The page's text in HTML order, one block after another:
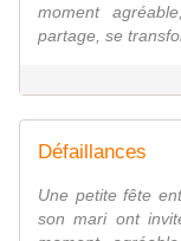
moment
partage, se
Défaillances
Une petite fête
son mari ont